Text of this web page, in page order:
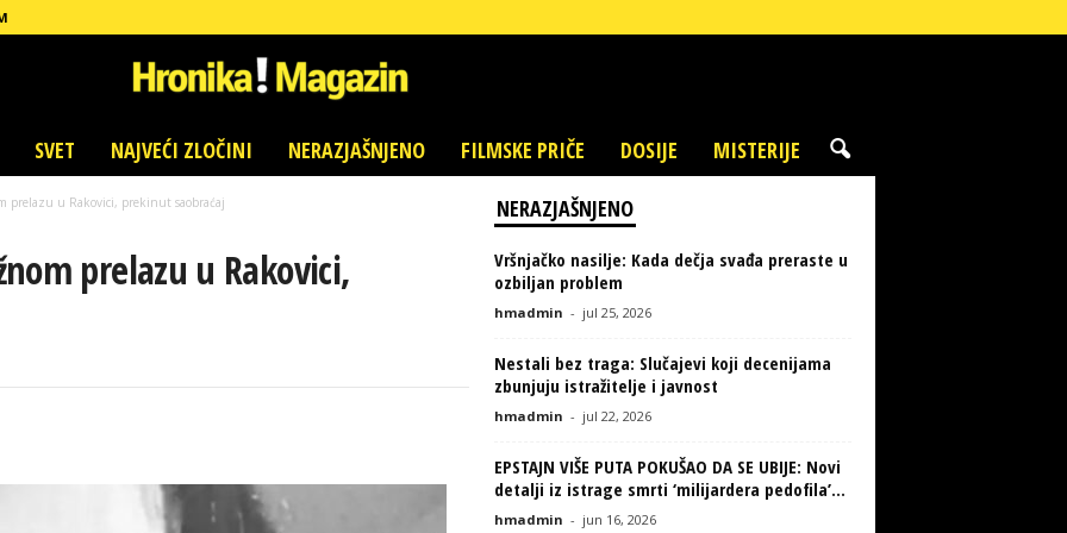
SVET NAJVEĆI ZLOČINI NERAZJAŠNJENO FILMSKE PRIČE DOSIJE MISTERIJE
prelazu u Rakovici, prekinut saobraćaj
prelazu u Rakovici,
NERAZJAŠNJENO
Vršnjačko nasilje: Kada dečja svađa preraste u
ozbiljan problem
hmadmin - jul 25, 2026
Nestali bez traga: Slučajevi koji decenijama
zbunjuju istražitelje i javnost
hmadmin - jul 22, 2026
EPSTAJN VIŠE PUTA POKUŠAO DA SE UBIJE: Novi
detalji iz istrage smrti ‘milijardera pedofila’...
hmadmin - jun 16, 2026